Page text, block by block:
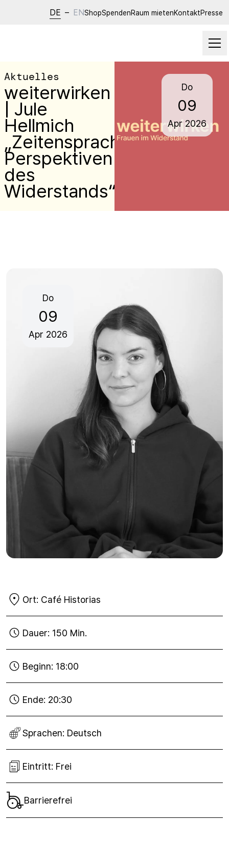
DE – ENShopSpendenRaum mietenKontaktPresse
Aktuelles
weiterwirken
| Jule
Hellmich
„Zeitensprache-
Perspektiven
des
Widerstands“
Do
09
Apr 2026
Do
09
Apr 2026
Ort: Café Historias
Dauer: 150 Min.
Beginn: 18:00
Ende: 20:30
Sprachen: Deutsch
Eintritt: Frei
Barrierefrei